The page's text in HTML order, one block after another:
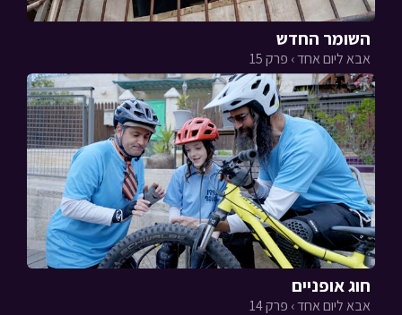
השומר החדש
אבא ליום אחד › פרק 15
חוג אופניים
אבא ליום אחד › פרק 14